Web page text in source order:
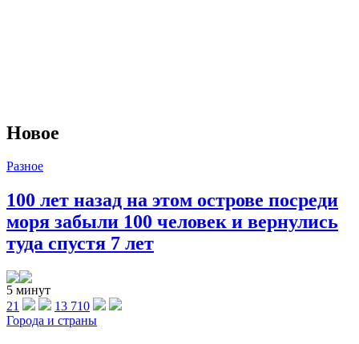
Новое
Разное
100 лет назад на этом острове посреди
моря забыли 100 человек и вернулись
туда спустя 7 лет
5 минут
21
13 710
Города и страны